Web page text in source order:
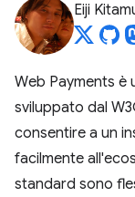
Eiji
Web Payments è
sviluppato dal
consentire a un
facilmente
standard sono